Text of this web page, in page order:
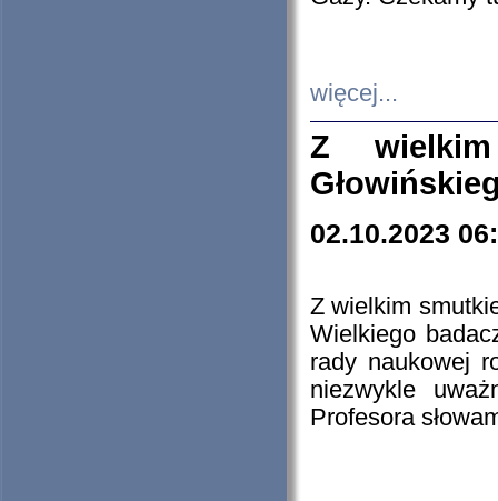
więcej...
Z
02.10.2023
Z wielkim
Wielkiego
rady naukowej
niezwykle
Profesora